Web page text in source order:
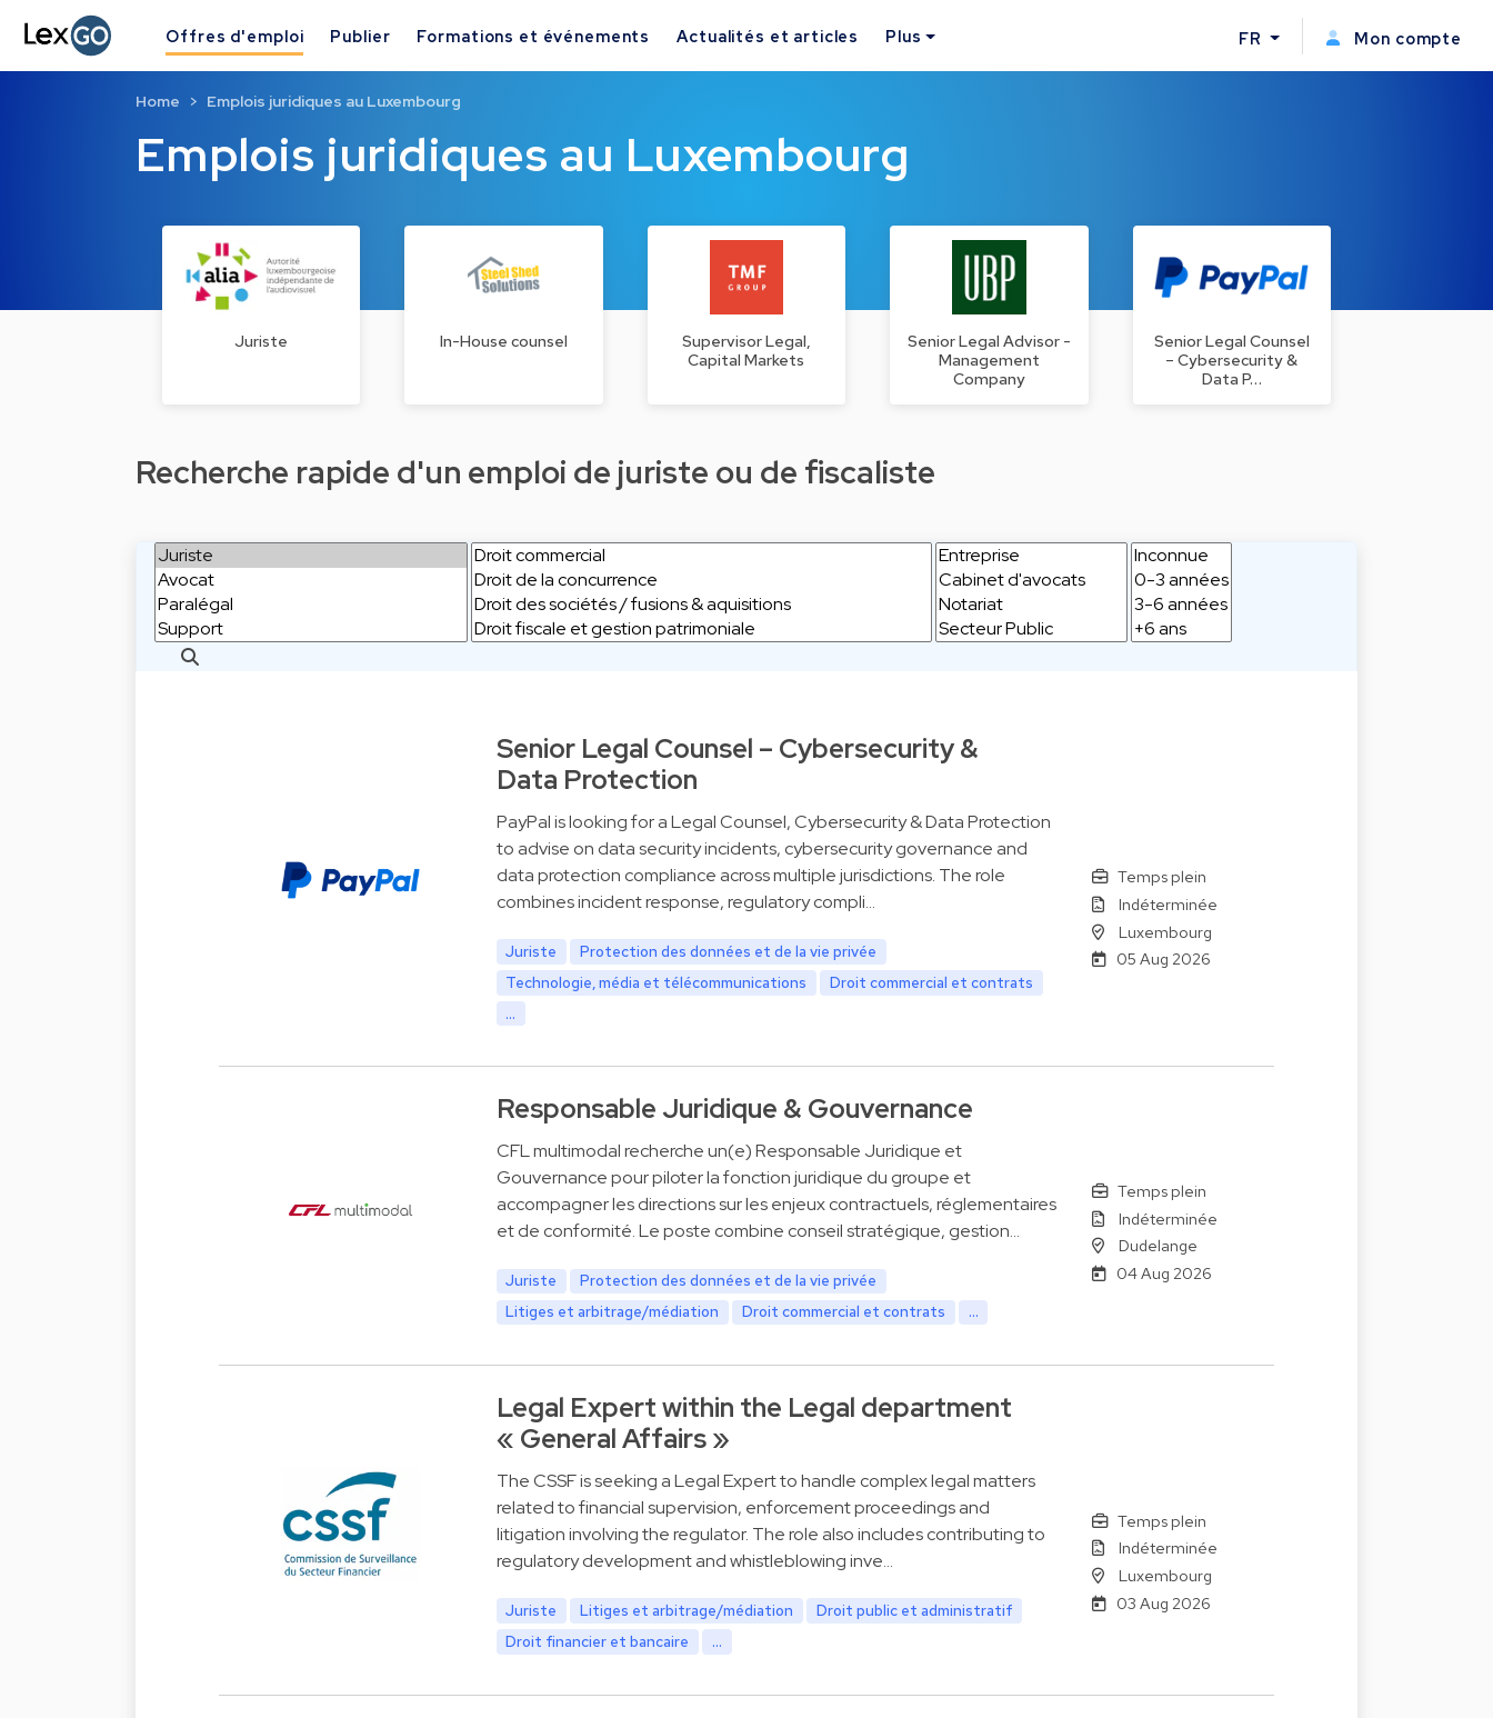
Offres d'emploi Publier Formations et événements Actualités et articles Plus FR Mon compte
Emplois juridiques au Luxembourg
Home Emplois juridiques au Luxembourg
Juriste In-House counsel
Supervisor Legal,
Capital Markets
Senior Legal Advisor -
Management
Company
Senior Legal Counsel
– Cybersecurity &
Data P…
Recherche rapide d'un emploi de juriste ou de fiscaliste
Senior Legal Counsel – Cybersecurity &
Data Protection
PayPal is looking for a Legal Counsel, Cybersecurity & Data Protection
to advise on data security incidents, cybersecurity governance and
data protection compliance across multiple jurisdictions. The role
combines incident response, regulatory compli…
Juriste
Protection des données et de la vie privée
Technologie, média et télécommunications
Droit commercial et contrats
...
Temps plein
Indéterminée
Luxembourg
05 Aug 2026
Responsable Juridique & Gouvernance
CFL multimodal recherche un(e) Responsable Juridique et
Gouvernance pour piloter la fonction juridique du groupe et
accompagner les directions sur les enjeux contractuels, réglementaires
et de conformité. Le poste combine conseil stratégique, gestion…
Juriste
Protection des données et de la vie privée
Litiges et arbitrage/médiation
Droit commercial et contrats ...
Temps plein
Indéterminée
Dudelange
04 Aug 2026
Legal Expert within the Legal department
« General Affairs »
The CSSF is seeking a Legal Expert to handle complex legal matters
related to financial supervision, enforcement proceedings and
litigation involving the regulator. The role also includes contributing to
regulatory development and whistleblowing inve…
Juriste Litiges et arbitrage/médiation
Droit public et administratif
Droit financier et bancaire
...
Temps plein
Indéterminée
Luxembourg
03 Aug 2026